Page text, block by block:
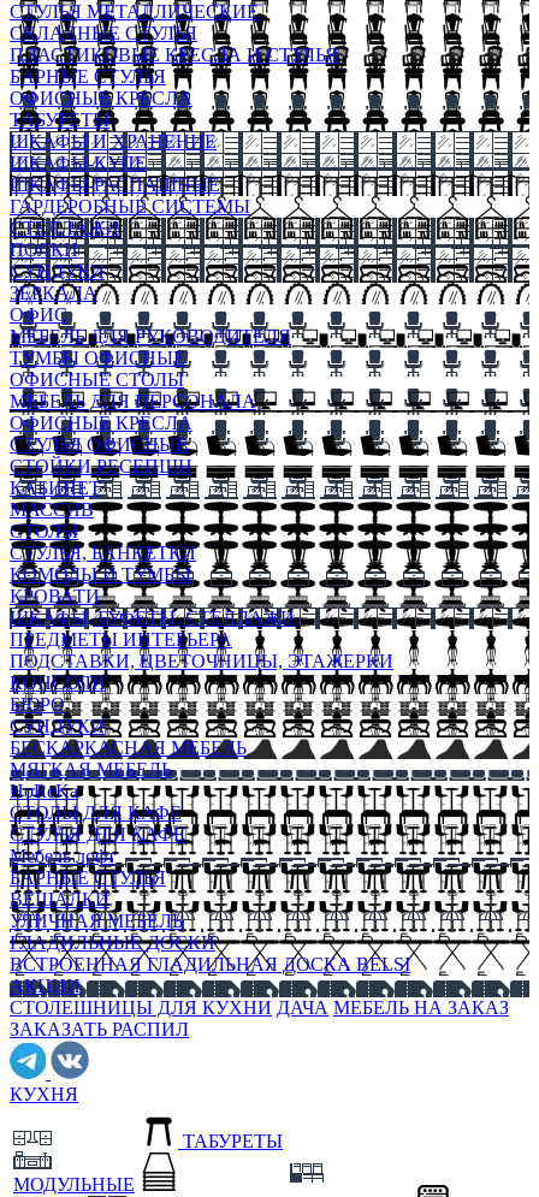
СТУЛЬЯ МЕТАЛЛИЧЕСКИЕ
СКЛАДНЫЕ СТУЛЬЯ
ПЛАСТИКОВЫЕ КРЕСЛА И СТУЛЬЯ
БАРНЫЕ СТУЛЬЯ
ОФИСНЫЕ КРЕСЛА
ТАБУРЕТЫ
ШКАФЫ И ХРАНЕНИЕ
ШКАФЫ-КУПЕ
ШКАФЫ-РАСПАШНЫЕ
ГАРДЕРОБНЫЕ СИСТЕМЫ
СТЕЛЛАЖИ
ПОЛКИ
СУНДУКИ
ЗЕРКАЛА
ОФИС
МЕБЕЛЬ ДЛЯ РУКОВОДИТЕЛЯ
ТУМБЫ ОФИСНЫЕ
ОФИСНЫЕ СТОЛЫ
МЕБЕЛЬ ДЛЯ ПЕРСОНАЛА
ОФИСНЫЕ КРЕСЛА
СТУЛЬЯ ОФИСНЫЕ
СТОЙКИ РЕСЕПШН
КАБИНЕТ
МАССИВ
СТОЛЫ
СТУЛЬЯ, БАНКЕТКИ
КОМОДЫ И ТУМБЫ
КРОВАТИ
ШКАФЫ, БУФЕТЫ, СТЕЛЛАЖИ
ПРЕДМЕТЫ ИНТЕРЬЕРА
ПОДСТАВКИ, ЦВЕТОЧНИЦЫ, ЭТАЖЕРКИ
КОНСОЛИ
БЮРО
СУНДУКИ
БЕСКАРКАСНАЯ МЕБЕЛЬ
МЯГКАЯ МЕБЕЛЬ
HoReKa
СТОЛЫ ДЛЯ КАФЕ
СТУЛЬЯ ДЛЯ КАФЕ
Мебель лофт
БАРНЫЕ СТУЛЬЯ
ВЕШАЛКИ
УЛИЧНАЯ МЕБЕЛЬ
ГЛАДИЛЬНЫЕ ДОСКИ
ВСТРОЕННАЯ ГЛАДИЛЬНАЯ ДОСКА BELSI
АКЦИИ
СТОЛЕШНИЦЫ ДЛЯ КУХНИ ДАЧА МЕБЕЛЬ НА ЗАКАЗ
ЗАКАЗАТЬ РАСПИЛ
КУХНЯ
МОДУЛЬНЫЕ
ТАБУРЕТЫ